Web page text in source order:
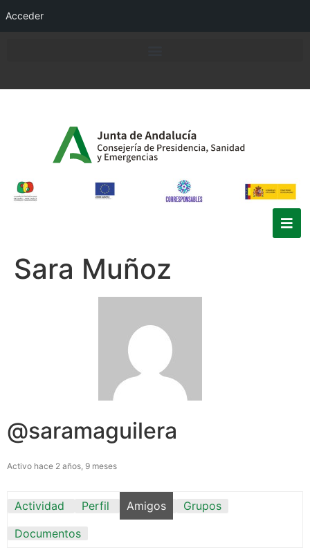
Acceder
Sara Muñoz
@saramaguilera
Activo hace 2 años, 9 meses
Actividad Perfil Amigos
Grupos
Documentos